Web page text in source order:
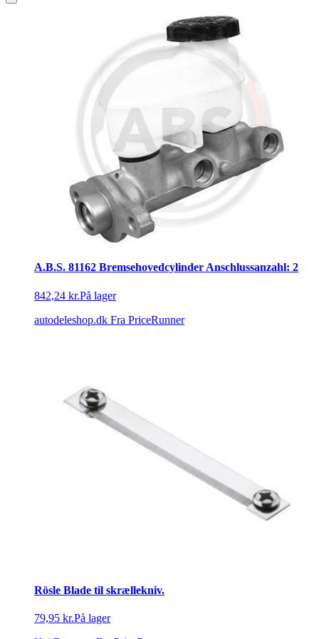
A.B.S. 81162 Bremsehovedcylinder Anschlussanzahl: 2
842,24 kr.På lager
autodeleshop.dk Fra PriceRunner
Rösle Blade til skrællekniv.
79,95 kr.På lager